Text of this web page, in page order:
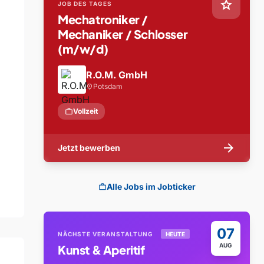
star
JOB DES TAGES
Mechatroniker /
Mechaniker / Schlosser
(m/w/d)
R.O.M. GmbH
location_on Potsdam
workVollzeit
Jetzt bewerben arrow_forward
workAlle Jobs im Jobticker
07
AUG
NÄCHSTE VERANSTALTUNG HEUTE
Kunst & Aperitif